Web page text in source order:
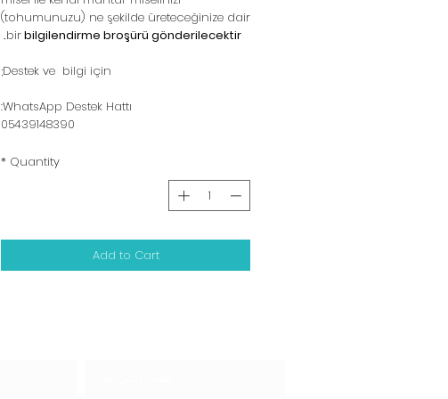
(tohumunuzu) ne şekilde üreteceğinize dair
birbilgilendirme broşürü gönderilecektir.
Destek ve bilgi için;
WhatsApp Destek Hattı:
05439148390
Quantity
*
Add to Cart